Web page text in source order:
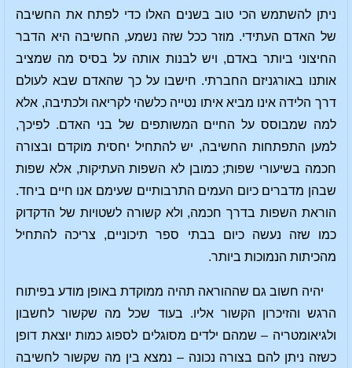
ניתן להשתמש הכי טוב בשנים האלו כדי לפתח את החשיבה
של האדם העתידי. מוזר ככל שזה נשמע, החשיבה היא הדבר
החיצוני ביותר באדם, ויש לבנות אותה על בסיס מה שמציב
אותנו באורגניזם החברתי. חישבו על כך שהאדם שבא לעולם
דרך הלידה אינו מביא איתו נטייה כלשהי לקריאה ולכתיבה, אלא
למה שמבוסס על החיים המשותפים של בני האדם. לפיכך,
למען התפתחות החשיבה, יש להתחיל יחסית מוקדם ובצורה
חכמה בשיעורי שפות; כמובן לא השפות העתיקות, אלא שפות
שבהן מדברים כיום העמים התרבותיים שעימם אנו חיים ביחד.
הוראת השפות בדרך חכמה, ולא קשורה לשטויות של הדקדוק
כמו שזה נעשה כיום בבתי ספר תיכוניים, צריכה להתחיל
מהכיתות הנמוכות ביותר.
יהיה חשוב גם שההוראה תהיה ממוקדת באופן מודע בפיתוח
הרגש והזיכרון הקשור אליו. בעוד שכל מה שקשור לחשבון
ולגיאומטריה – שמהם ילדים מסוגלים לספוג כמות יוצאת דופן
כשזה ניתן להם בצורה נכונה – נמצא בין מה שקשור לחשיבה